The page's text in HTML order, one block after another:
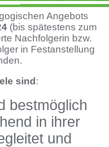
Angebots
(bis spätestens zum
Nachfolgerin bzw.
in Festanstellung
sind :
bestmöglich
in ihrer
und